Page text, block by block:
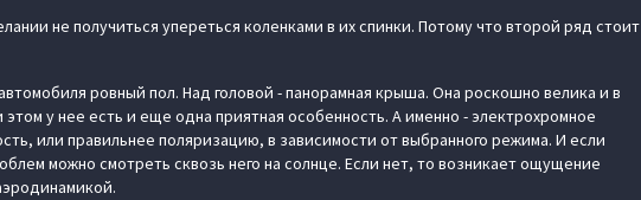
не получиться упереться коленками в их спинки. Потому что второй ряд стоит
ровный пол. Над головой - панорамная крыша. Она роскошно велика и в
у нее есть и еще одна приятная особенность. А именно - электрохромное
или правильнее поляризацию, в зависимости от выбранного режима. И если
можно смотреть сквозь него на солнце. Если нет, то возникает ощущение